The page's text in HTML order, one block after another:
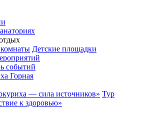
Детские площадки
событий
Горная
— сила источников» Тур
к здоровью»